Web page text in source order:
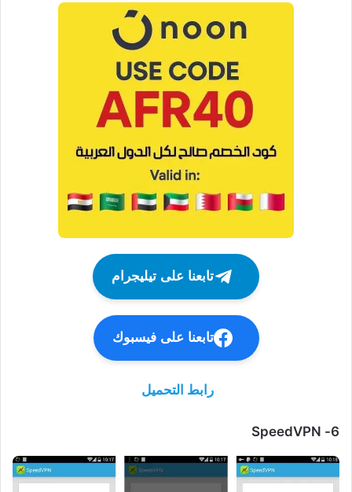
تابعنا على تيليجرام
تابعنا على فيسبوك
رابط التحميل
6-
SpeedVPN